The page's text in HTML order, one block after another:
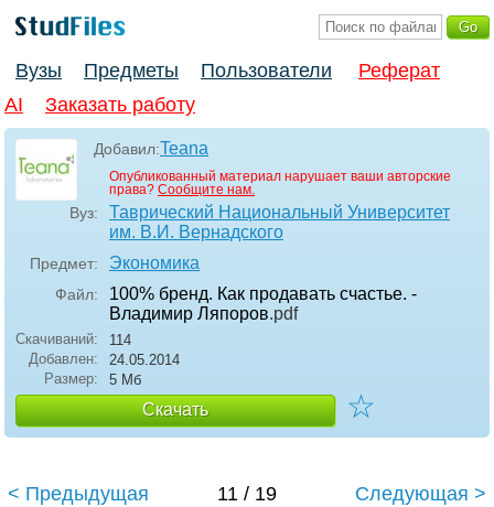
Вузы Предметы Пользователи
Реферат
AI
Заказать работу
Добавил:Teana
Опубликованный материал нарушает ваши авторские
права? Сообщите нам.
Вуз:
Таврический Национальный Университет
им. В.И. Вернадского
Предмет: Экономика
Файл:
100% бренд. Как продавать счастье. -
Владимир Ляпоров.pdf
Скачиваний:
114
Добавлен:
24.05.2014
Размер:
5 Мб
Скачать ☆
< Предыдущая 11 / 19 Следующая >